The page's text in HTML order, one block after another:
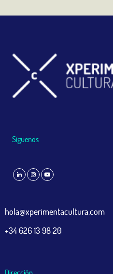
Síguenos
hola@xperimentacultura.com
+34 626 13 98 20